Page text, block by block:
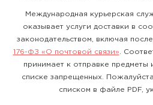
Международная курьерская
оказывает услуги доставки в
законодательством, включая
176-ФЗ «О почтовой связи» .
принимает к отправке предметы
списке запрещенных.
списком в файле PDF,